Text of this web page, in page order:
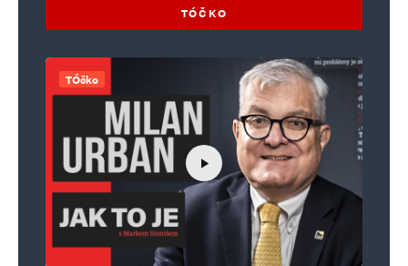
TÓČKO
TÓčko